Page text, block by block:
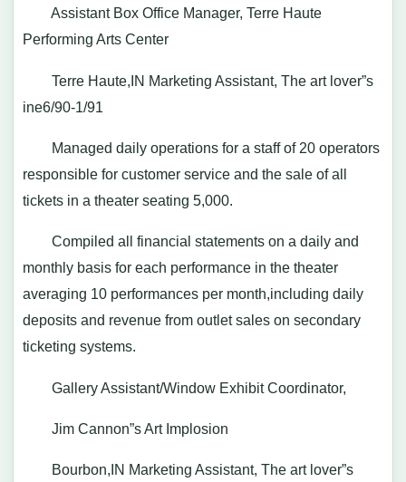
Assistant Box Office Manager, Terre Haute
Performing Arts Center
Terre Haute,IN Marketing Assistant, The art lover”s
ine6/90-1/91
Managed daily operations for a staff of 20 operators
responsible for customer service and the sale of all
tickets in a theater seating 5,000.
Compiled all financial statements on a daily and
monthly basis for each performance in the theater
averaging 10 performances per month,including daily
deposits and revenue from outlet sales on secondary
ticketing systems.
Gallery Assistant/Window Exhibit Coordinator,
Jim Cannon”s Art Implosion
Bourbon,IN Marketing Assistant, The art lover”s